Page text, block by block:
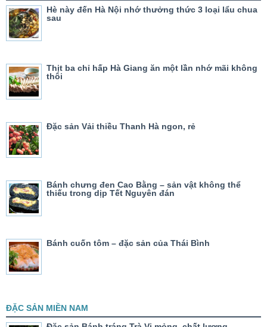
Hè này đến Hà Nội nhớ thưởng thức 3 loại lẩu chua
sau
Thịt ba chỉ hấp Hà Giang ăn một lần nhớ mãi không
thôi
Đặc sản Vải thiều Thanh Hà ngon, rẻ
Bánh chưng đen Cao Bằng – sản vật không thể
thiếu trong dịp Tết Nguyên đán
Bánh cuốn tôm – đặc sản của Thái Bình
ĐẶC SẢN MIỀN NAM